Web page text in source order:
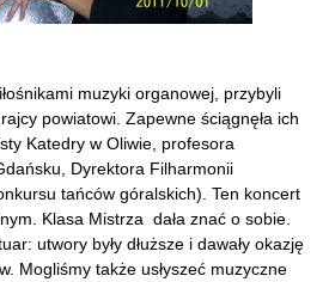
muzyki organowej, przybyli
powiatowi. Zapewne ściągnęła ich
Katedry w Oliwie, profesora
Dyrektora Filharmonii
tańców góralskich). Ten koncert
Klasa Mistrza dała znać o sobie.
utwory były dłuższe i dawały okazję
Mogliśmy także usłyszeć muzyczne